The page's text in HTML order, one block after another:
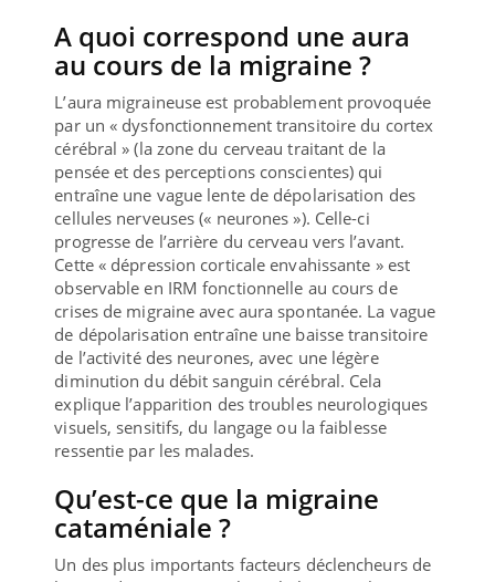
A quoi correspond une aura
au cours de la migraine ?
L’aura migraineuse est probablement provoquée
par un « dysfonctionnement transitoire du cortex
cérébral » (la zone du cerveau traitant de la
pensée et des perceptions conscientes) qui
entraîne une vague lente de dépolarisation des
cellules nerveuses (« neurones »). Celle-ci
progresse de l’arrière du cerveau vers l’avant.
Cette « dépression corticale envahissante » est
observable en IRM fonctionnelle au cours de
crises de migraine avec aura spontanée. La vague
de dépolarisation entraîne une baisse transitoire
de l’activité des neurones, avec une légère
diminution du débit sanguin cérébral. Cela
explique l’apparition des troubles neurologiques
visuels, sensitifs, du langage ou la faiblesse
ressentie par les malades.
Qu’est-ce que la migraine
cataméniale ?
Un des plus importants facteurs déclencheurs de